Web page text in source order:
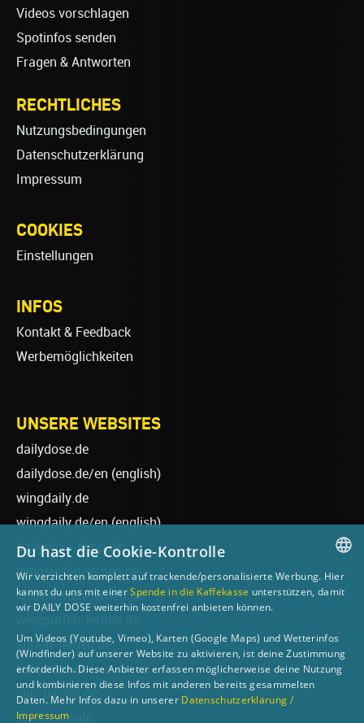
Videos vorschlagen
Spotinfos senden
Fragen & Antworten
RECHTLICHES
Nutzungsbedingungen
Datenschutzerklärung
Impressum
COOKIES
Einstellungen
INFOS
Kontakt & Feedback
Werbemöglichkeiten
UNSERE WEBSITES
dailydose.de
dailydose.de/en (english)
wingdaily.de
wingdaily.de/en(english)
dailydose-shop.de
windsurfen-lernen.de
wellenreiten-lernen.de
surfen-lernen.de
foilsurfen.de
sup-basics.de
ski-basics.de
GERMAN
Du hast die Cookie-Kontrolle
Wir verzichten komplett auf trackende/personalisierte Werbung. Hier
kannst du uns mit einerSpende in die Kaffekasse unterstützen, damit
wir DAILY DOSE weiterhin kostenfrei anbieten können.
Um Videos (Youtube, Vimeo), Karten (Google Maps) und Wetterinfos
(Windfinder) auf unserer Website zu aktivieren, ist deine Zustimmung
erforderlich. Diese Anbieter erfassen möglicherweise deine Nutzung
und kombinieren diese Infos mit anderen bereits gesammelten
Daten. Mehr Infos dazu in unserer Datenschutzerklärung /
Impressum